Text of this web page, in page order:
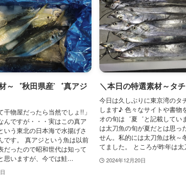
～゛秋田県産`゛真アジ
干物屋だったら当然でしょ!!」
んですが・・・実はこの真ア
いう東北の日本海で水揚げさ
です。 真アジという魚は以前
だったので昭和世代は知って
思いますが、今では鮭...
＼本日の特選素材～タ
今日は久しぶりに東京湾のタ
します♪ 色々なサイトや書物
オの旬は゛夏゛と記載してい
は太刀魚の旬が夏だとは思っ
せん。私的には太刀魚は秋～
てました。 ところが昨年は
2024年12月20日